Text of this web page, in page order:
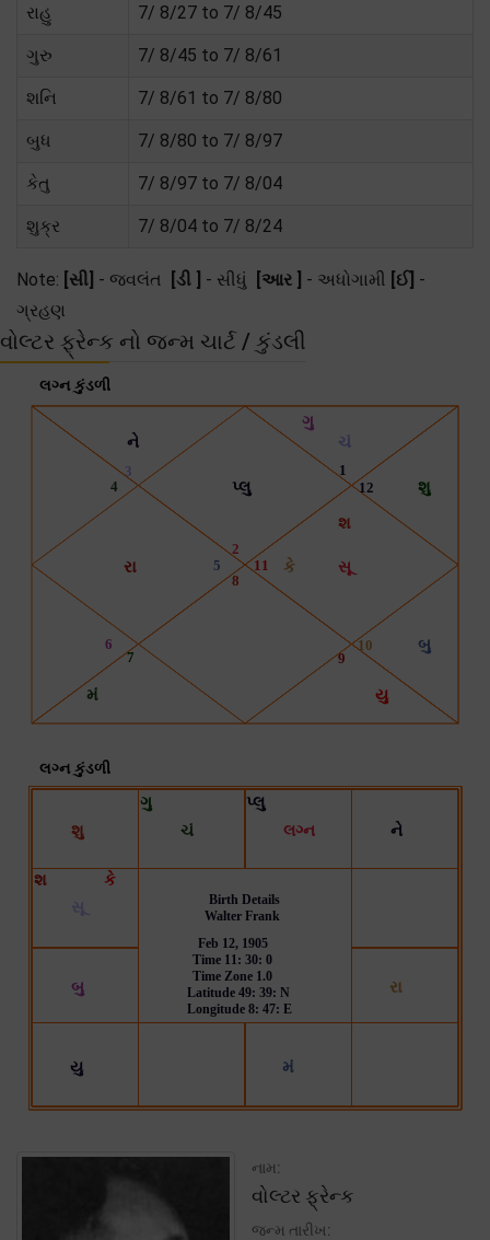
રાહુ 7/ 8/27 to 7/ 8/45
ગુરુ 7/ 8/45 to 7/ 8/61
શનિ 7/ 8/61 to 7/ 8/80
બુધ 7/ 8/80 to 7/ 8/97
કેતુ 7/ 8/97 to 7/ 8/04
શુક્ર 7/ 8/04 to 7/ 8/24
Note: [સી] - જ્વલંત [ડી ] - સીધું [આર ] - અધોગામી [ઈ] -
ગ્રહણ
વોલ્ટર ફ્રેન્ક નો જન્મ ચાર્ટ / કુંડલી
નામ:
વોલ્ટર ફ્રેન્ક
જન્મ તારીખ: